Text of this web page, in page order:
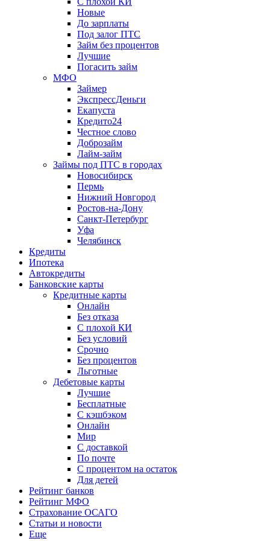
Новые
До зарплаты
Под залог ПТС
Займ без процентов
Лучшие
Погасить займ
МФО
Займер
ЭкспрессДеньги
Екапуста
Кредито24
Честное слово
Доброзайм
Лайм-займ
Займы под ПТС в городах
Новосибирск
Пермь
Нижний Новгород
Ростов-на-Дону
Санкт-Петербург
Уфа
Челябинск
Кредиты
Ипотека
Автокредиты
Банковские карты
Кредитные карты
Онлайн
Без отказа
С плохой КИ
Без условий
Срочно
Без процентов
Льготные
Дебетовые карты
Лучшие
Бесплатные
С кэшбэком
Онлайн
Мир
С доставкой
По почте
С процентом на остаток
Для детей
Рейтинг банков
Рейтинг МФО
Страхование ОСАГО
Статьи и новости
Еще